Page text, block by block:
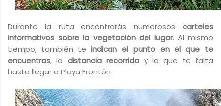
Durante la ruta encontrarás numerosos carteles
informativos sobre la vegetación del lugar. Al mismo
tiempo, también teindican el punto en el que te
encuentras, la distancia recorrida y la que te falta
hasta llegar a Playa Frontón.